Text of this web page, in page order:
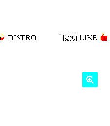
DISTRO 「後勤 LIKE